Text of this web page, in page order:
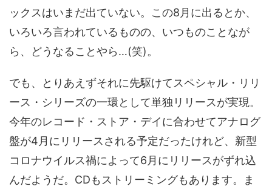
ックスはいまだ出ていない。この8月に出るとか、
いろいろ言われているものの、いつものことなが
ら、どうなることやら…(笑)。
でも、とりあえずそれに先駆けてスペシャル・リリ
ース・シリーズの一環として単独リリースが実現。
今年のレコード・ストア・デイに合わせてアナログ
盤が4月にリリースされる予定だったけれど、新型
コロナウイルス禍によって6月にリリースがずれ込
んだようだ。CDもストリーミングもあります。ま